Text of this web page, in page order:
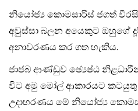
නියෝජ්‍ය කොමසාරිස් ⁣ජගත්
අවුස්සා බලන අයෙකුට ඔහුගේ
අනාවරණය කර ගත හැකිය.
ජාජබ ආණ්ඩුව ඡ්‍යෙෂ්ඨ
විට අමු මෝල් ආකාරයට
උදාහරණය මේ නියෝජ්‍ය